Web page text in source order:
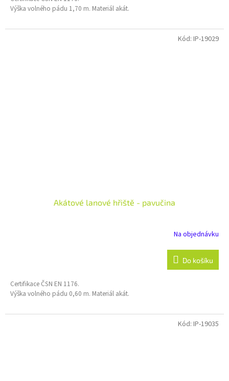
Výška volného pádu 1,70 m. Materiál akát.
Akátové lanové hřiště - pavučina
Na objednávku
Do košíku
Certifikace ČSN EN 1176.
Výška volného pádu 0,60 m. Materiál akát.
Kód: IP-19029
Kód: IP-19035